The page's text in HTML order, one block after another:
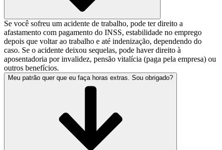
Se você sofreu um acidente de trabalho, pode ter direito a
afastamento com pagamento do INSS, estabilidade no emprego
depois que voltar ao trabalho e até indenização, dependendo do
caso. Se o acidente deixou sequelas, pode haver direito à
aposentadoria por invalidez, pensão vitalícia (paga pela empresa) ou
outros benefícios.
Meu patrão quer que eu faça horas extras. Sou obrigado?